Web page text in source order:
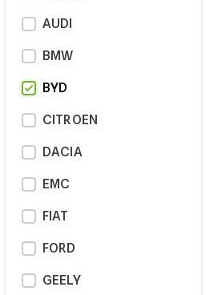
AUDI
BMW
BYD
CITROEN
DACIA
EMC
FIAT
FORD
GEELY